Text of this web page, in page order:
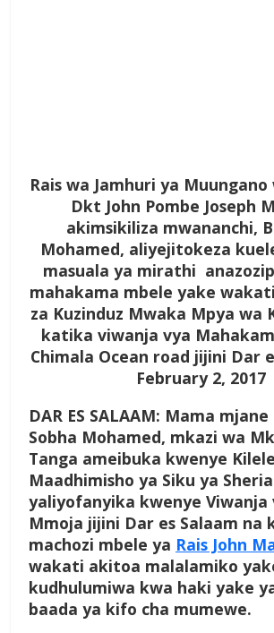
Rais wa Jamhuri ya
Dkt John Pombe Joseph
akimsikiliza mwananchi,
Mohamed, aliyejitokeza
masuala ya mirathi
mahakama mbele yake
za Kuzinduz Mwaka Mpya wa
katika viwanja vya
Chimala Ocean road jijini Dar
February 2, 2017
DAR ES SALAAM: Mama
Sobha Mohamed, mkazi wa
Tanga ameibuka kwenye
Maadhimisho ya Siku ya
yaliyofanyika kwenye Viwanja
Mmoja jijini Dar es Salaam na
machozi mbele ya Rais John
wakati akitoa malalamiko
kudhulumiwa kwa haki yake
baada ya kifo cha mumewe.